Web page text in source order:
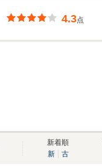
4.3点
新着順
新
古